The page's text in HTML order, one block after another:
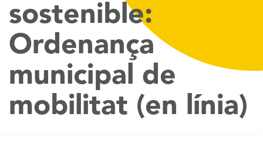
sostenible:
Ordenança
municipal de
mobilitat (en línia)